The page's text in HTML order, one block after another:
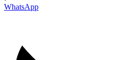
WhatsApp